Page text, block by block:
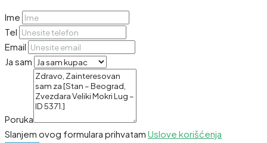
Ime
Tel
Email
Ja sam
Poruka
Slanjem ovog formulara prihvatam Uslove korišćenja